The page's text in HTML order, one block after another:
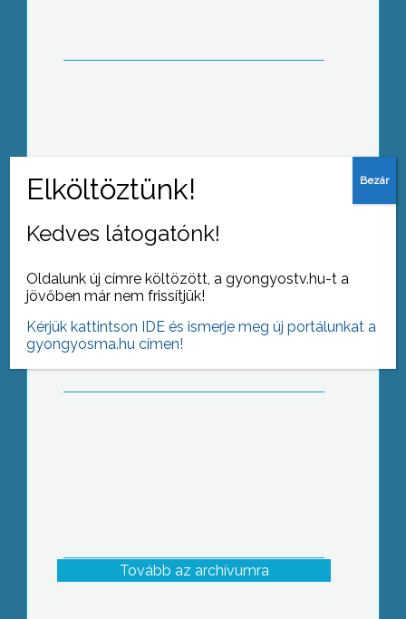
Autóklub: Biztonságban közlekedni
Tovább az archívumra
Kedves látogatónk!
Oldalunk új címre költözött, a gyongyostv.hu-t a
jövőben már nem frissítjük!
Kérjük kattintson IDE és ismerje meg új portálunkat a
gyongyosma.hu címen!